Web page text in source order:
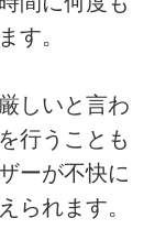
す。
しいと言わ
行うことも
ーが不快に
られます。